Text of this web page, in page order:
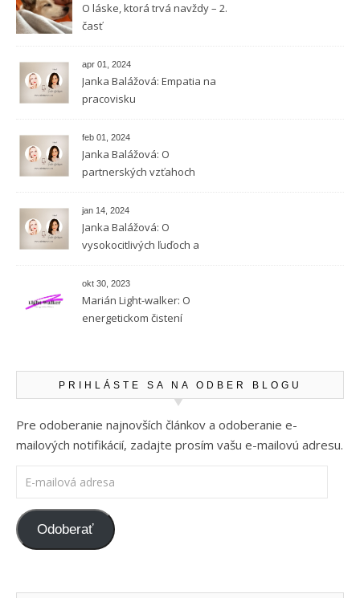
O láske, ktorá trvá navždy – 2.
časť
apr 01, 2024
Janka Balážová: Empatia na
pracovisku
feb 01, 2024
Janka Balážová: O
partnerských vzťahoch
jan 14, 2024
Janka Balážová: O
vysokocitlivých ľuďoch a
okt 30, 2023
Marián Light-walker: O
energetickom čistení
PRIHLÁSTE SA NA ODBER BLOGU
Pre odoberanie najnovších článkov a odoberanie e-
mailových notifikácií, zadajte prosím vašu e-mailovú adresu.
E-mailová adresa
Odoberať